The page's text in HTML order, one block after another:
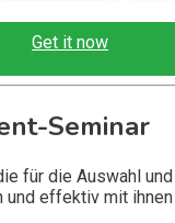
Get it now
Seminar
für die Auswahl
effektiv mit